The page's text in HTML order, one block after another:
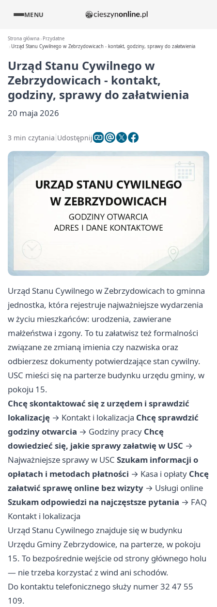
MENU
Strona główna
Przydatne
Urząd Stanu Cywilnego w Zebrzydowicach - kontakt, godziny, sprawy do załatwienia
Urząd Stanu Cywilnego w
Zebrzydowicach - kontakt,
godziny, sprawy do załatwienia
20 maja 2026
3 min czytania Udostępnij
Urząd Stanu Cywilnego w Zebrzydowicach to gminna
jednostka, która rejestruje najważniejsze wydarzenia
w życiu mieszkańców: urodzenia, zawierane
małżeństwa i zgony. To tu załatwisz też formalności
związane ze zmianą imienia czy nazwiska oraz
odbierzesz dokumenty potwierdzające stan cywilny.
USC mieści się na parterze budynku urzędu gminy, w
pokoju 15.
Chcę skontaktować się z urzędem i sprawdzić
lokalizację → Kontakt i lokalizacja Chcę sprawdzić
godziny otwarcia → Godziny pracy Chcę
dowiedzieć się, jakie sprawy załatwię w USC →
Najważniejsze sprawy w USC Szukam informacji o
opłatach i metodach płatności → Kasa i opłaty Chcę
załatwić sprawę online bez wizyty → Usługi online
Szukam odpowiedzi na najczęstsze pytania → FAQ
Kontakt i lokalizacja
Urząd Stanu Cywilnego znajduje się w budynku
Urzędu Gminy Zebrzydowice, na parterze, w pokoju
15. To bezpośrednie wejście od strony głównego holu
— nie trzeba korzystać z wind ani schodów.
Do kontaktu telefonicznego służy numer 32 47 55
109.